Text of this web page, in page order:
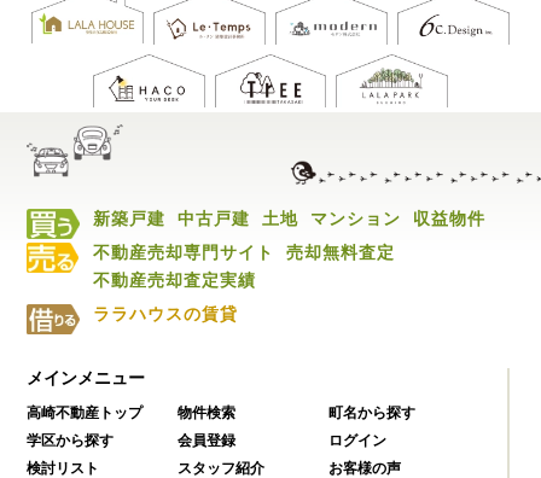
新築戸建 中古戸建 土地 マンション
収益物件
不動産売却専門サイト
売却無料査定
不動産売却査定実績
ララハウスの賃貸
メインメニュー
高崎不動産トップ 物件検索
町名から探す
学区から探す
会員登録
ログイン
検討リスト
スタッフ紹介
お客様の声